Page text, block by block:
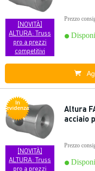
[NOVITÀ]
ALTURA: Truss
pro a prezzi
competitivi
Prezzo
In
evidenza
[NOVITÀ]
ALTURA: Truss
pro a prezzi
Altura
acciaio
Prezzo